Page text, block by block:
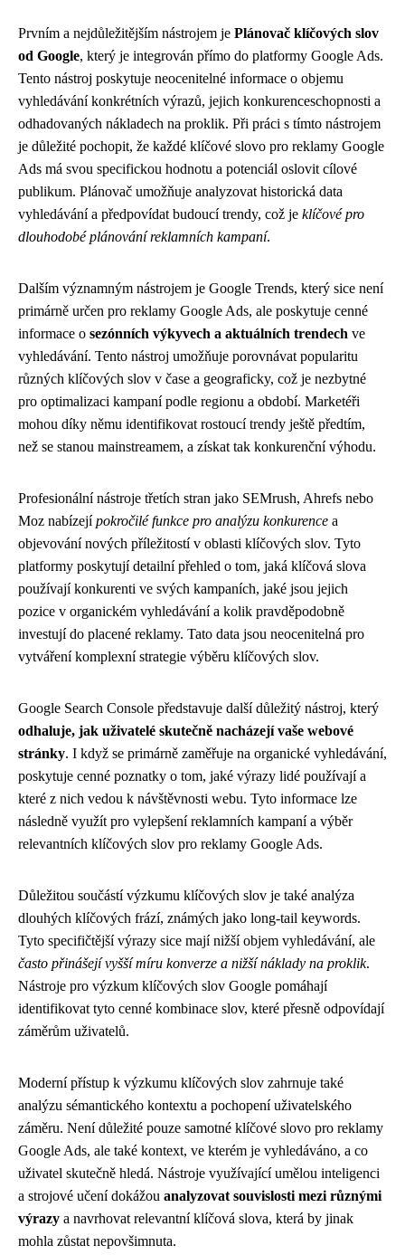
Prvním a nejdůležitějším nástrojem je Plánovač klíčových slov
od Google, který je integrován přímo do platformy Google Ads.
Tento nástroj poskytuje neocenitelné informace o objemu
vyhledávání konkrétních výrazů, jejich konkurenceschopnosti a
odhadovaných nákladech na proklik. Při práci s tímto nástrojem
je důležité pochopit, že každé klíčové slovo pro reklamy Google
Ads má svou specifickou hodnotu a potenciál oslovit cílové
publikum. Plánovač umožňuje analyzovat historická data
vyhledávání a předpovídat budoucí trendy, což je klíčové pro
dlouhodobé plánování reklamních kampaní.
Dalším významným nástrojem je Google Trends, který sice není
primárně určen pro reklamy Google Ads, ale poskytuje cenné
informace o sezónních výkyvech a aktuálních trendech ve
vyhledávání. Tento nástroj umožňuje porovnávat popularitu
různých klíčových slov v čase a geograficky, což je nezbytné
pro optimalizaci kampaní podle regionu a období. Marketéři
mohou díky němu identifikovat rostoucí trendy ještě předtím,
než se stanou mainstreamem, a získat tak konkurenční výhodu.
Profesionální nástroje třetích stran jako SEMrush, Ahrefs nebo
Moz nabízejípokročilé funkce pro analýzu konkurence a
objevování nových příležitostí v oblasti klíčových slov. Tyto
platformy poskytují detailní přehled o tom, jaká klíčová slova
používají konkurenti ve svých kampaních, jaké jsou jejich
pozice v organickém vyhledávání a kolik pravděpodobně
investují do placené reklamy. Tato data jsou neocenitelná pro
vytváření komplexní strategie výběru klíčových slov.
Google Search Console představuje další důležitý nástroj, který
odhaluje, jak uživatelé skutečně nacházejí vaše webové
stránky. I když se primárně zaměřuje na organické vyhledávání,
poskytuje cenné poznatky o tom, jaké výrazy lidé používají a
které z nich vedou k návštěvnosti webu. Tyto informace lze
následně využít pro vylepšení reklamních kampaní a výběr
relevantních klíčových slov pro reklamy Google Ads.
Důležitou součástí výzkumu klíčových slov je také analýza
dlouhých klíčových frází, známých jako long-tail keywords.
Tyto specifičtější výrazy sice mají nižší objem vyhledávání, ale
často přinášejí vyšší míru konverze a nižší náklady na proklik.
Nástroje pro výzkum klíčových slov Google pomáhají
identifikovat tyto cenné kombinace slov, které přesně odpovídají
záměrům uživatelů.
Moderní přístup k výzkumu klíčových slov zahrnuje také
analýzu sémantického kontextu a pochopení uživatelského
záměru. Není důležité pouze samotné klíčové slovo pro reklamy
Google Ads, ale také kontext, ve kterém je vyhledáváno, a co
uživatel skutečně hledá. Nástroje využívající umělou inteligenci
a strojové učení dokážou analyzovat souvislosti mezi různými
výrazy a navrhovat relevantní klíčová slova, která by jinak
mohla zůstat nepovšimnuta.